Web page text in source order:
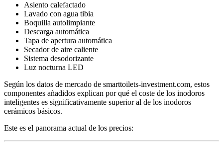
Asiento calefactado
Lavado con agua tibia
Boquilla autolimpiante
Descarga automática
Tapa de apertura automática
Secador de aire caliente
Sistema desodorizante
Luz nocturna LED
Según los datos de mercado de smarttoilets-investment.com, estos
componentes añadidos explican por qué el coste de los inodoros
inteligentes es significativamente superior al de los inodoros
cerámicos básicos.
Este es el panorama actual de los precios: